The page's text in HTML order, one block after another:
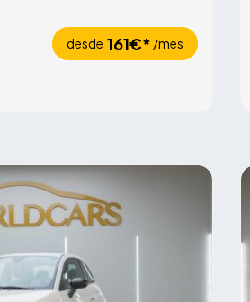
desde 161€* /mes